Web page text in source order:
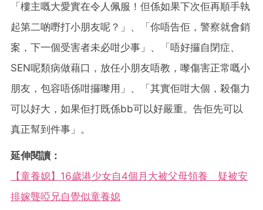
「樓主嘅大愛實在令人佩服！但係如果下次佢再順手執
起第二啲嘢打小朋友呢？」、「你唔告佢，警察就會銷
案，下一個受害者未必咁少事」、「唔好攞自閉症、
SEN呢類病做藉口，放任小朋友唔教，嚟傷害正常嘅小
朋友，包容唔係咁攞嚟用」、「其實佢咁大個，殺傷力
可以好大，如果佢打既係bb可以好嚴重。告佢先可以
真正幫到件事」。
延伸閱讀：
【童養媳】16歲港少女自4個月大被父母領養 疑被安
排嫁聾啞兄自覺似童養媳